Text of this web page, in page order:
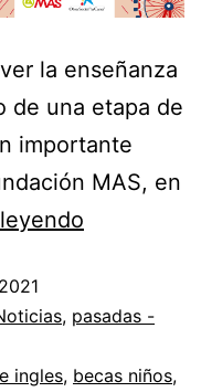
la enseñanza
de una etapa de
importante
MAS, en
, pasadas -
ingles, becas niños,